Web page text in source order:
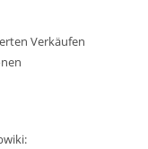
Verkäufen